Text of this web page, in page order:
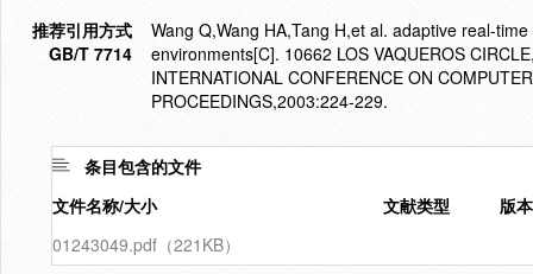
推荐引用方式
GB/T 7714
Wang Q,Wang HA,Tang H,et al. adaptive real-
environments[C]. 10662 LOS VAQUEROS
INTERNATIONAL CONFERENCE ON
PROCEEDINGS,2003:224-229.
条目包含的文件
文件名称/大小
文献类型
版
01243049.pdf（221KB）